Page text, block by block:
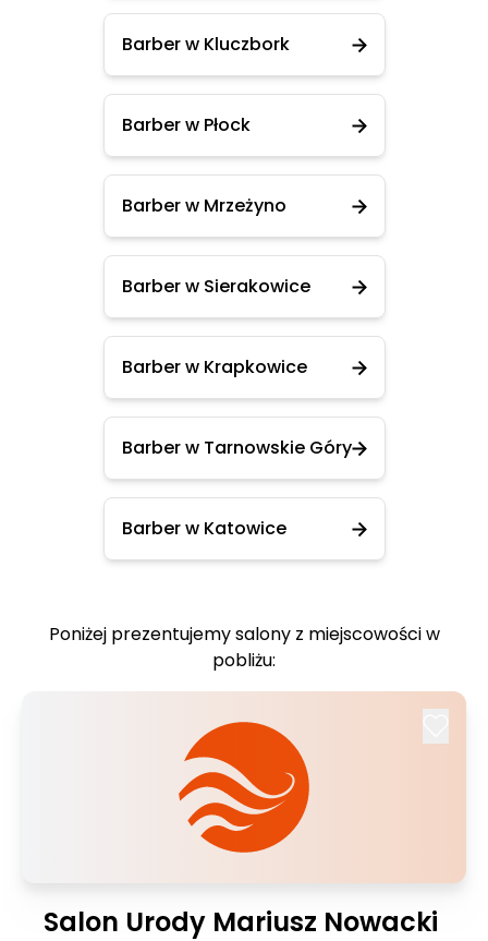
Barber w Kluczbork
Barber w Płock
Barber w Mrzeżyno
Barber w Sierakowice
Barber w Krapkowice
Barber w Tarnowskie Góry
Barber w Katowice
Poniżej prezentujemy salony z miejscowości w
pobliżu:
Salon Urody Mariusz Nowacki